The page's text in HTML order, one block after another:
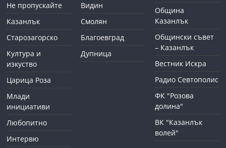
Не пропускайте
Казанлък
Старозагорско
Култура и
изкуство
Царица Роза
Млади
инициативи
Любопитно
Интервю
Видин
Смолян
Благоевград
Дупница
Община
Казанлък
Общински съвет
– Казанлък
Вестник Искра
Радио Севтополис
ФК "Розова
долина"
ВК "Казанлък
волей"